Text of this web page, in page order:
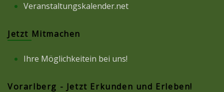
Veranstaltungskalender.net
Jetzt Mitmachen
Ihre Möglichkeitein bei uns!
Vorarlberg - Jetzt Erkunden und Erleben!